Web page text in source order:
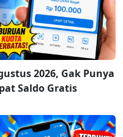
2026, Gak Punya
Saldo Gratis